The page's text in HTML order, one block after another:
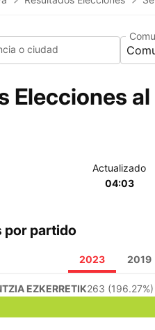
o ciudad
Elecciones
Actualizado
04:03
por partido
2023 2019
EZKERRETIK263 (196.27%)